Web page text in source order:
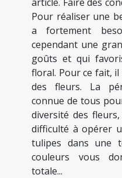
Pour réaliser une
a fortement
cependant une
goûts et qui
floral. Pour ce fait,
des fleurs. La
connue de tous
diversité des
difficulté à opérer
tulipes dans une
couleurs vous
totale...